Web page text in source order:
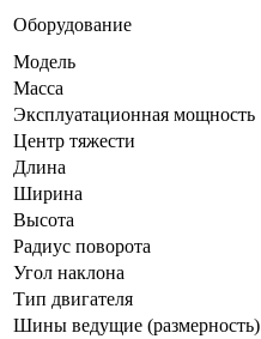
Оборудование
Модель
Масса
Эксплуатационная мощность
Центр тяжести
Длина
Ширина
Высота
Радиус поворота
Угол наклона
Тип двигателя
Шины ведущие (размерность)